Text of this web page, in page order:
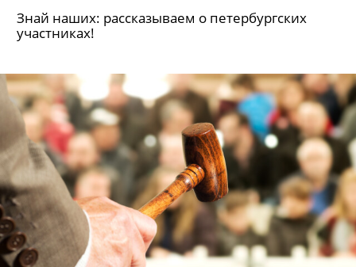
Знай наших: рассказываем о петербургских
участниках!